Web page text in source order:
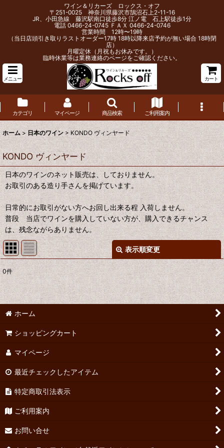
ワイン＆リカーズ ロックス・オフ
〒251-0025 神奈川県藤沢市鵠沼石上2-11-16
JR、小田急線 藤沢駅南口徒歩8分 江ノ電 石上駅徒歩1分
電話 0466-24-0745 ＦＡＸ 0466-24-0746
営業時間 12時〜19時
（当日店頭引き取りラストオーダー17時 18時以降来店予約が無い場合 18時閉
店）
月曜定休（月祝もお休みです。）
臨時休業等は業務連絡のページをご確認ください。
メニュー カート
カテゴリ マイページ 商品検索 ご利用案内
ホーム > 日本のワイン > KONDO ヴィンヤード
KONDO ヴィンヤード
日本のワインのネット販売は、しておりません。
お取引のある造り手さんを掲げています。
日常的にお取引がない方へお回し出来る程 入荷しません。
普段 当店でワインを購入していない方が、購入できるチャンス
は、残念ながらありません。
表示順変更
表示数:
並び順:
0件
ホーム
ショッピングカート
マイページ
最近チェックしたアイテム
特定商取引法表示
ご利用案内
お問い合せ